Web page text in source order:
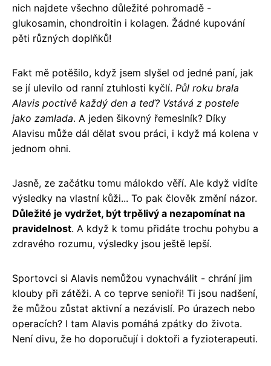
nich najdete všechno důležité pohromadě -
glukosamin, chondroitin i kolagen. Žádné kupování
pěti různých doplňků!
Fakt mě potěšilo, když jsem slyšel od jedné paní, jak
se jí ulevilo od ranní ztuhlosti kyčlí. Půl roku brala
Alavis poctivě každý den a teď? Vstává z postele
jako zamlada. A jeden šikovný řemeslník? Díky
Alavisu může dál dělat svou práci, i když má kolena v
jednom ohni.
Jasně, ze začátku tomu málokdo věří. Ale když vidíte
výsledky na vlastní kůži... To pak člověk změní názor.
Důležité je vydržet, být trpělivý a nezapomínat na
pravidelnost. A když k tomu přidáte trochu pohybu a
zdravého rozumu, výsledky jsou ještě lepší.
Sportovci si Alavis nemůžou vynachválit - chrání jim
klouby při zátěži. A co teprve senioři! Ti jsou nadšení,
že můžou zůstat aktivní a nezávislí. Po úrazech nebo
operacích? I tam Alavis pomáhá zpátky do života.
Není divu, že ho doporučují i doktoři a fyzioterapeuti.